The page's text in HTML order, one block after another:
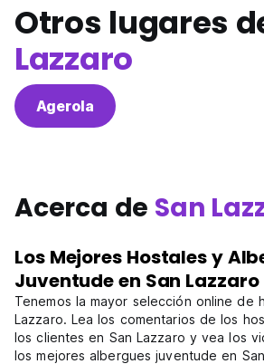
Otros lugares
Lazzaro
Agerola
Acerca de San
Los Mejores Hostales y
Juventude en San Lazzaro
Tenemos la mayor selección online de
Lazzaro. Lea los comentarios de los
los clientes en San Lazzaro y vea los
los mejores albergues juventude en